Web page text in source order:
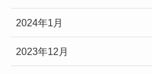
2024年1月
2023年12月